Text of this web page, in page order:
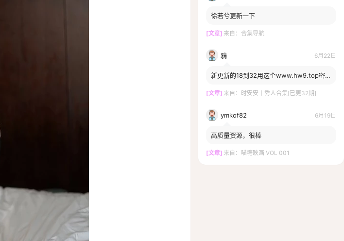
徐若兮更新一下
[文章] 来自： 合集导航
鴉 6月22日
新更新的18到32用这个www.hw9.top密码
嘛？
[文章] 来自： 时安安丨秀人合集[已更32期]
ymkof82 6月19日
高质量资源，很棒
[文章] 来自： 喵糖映画 VOL 001